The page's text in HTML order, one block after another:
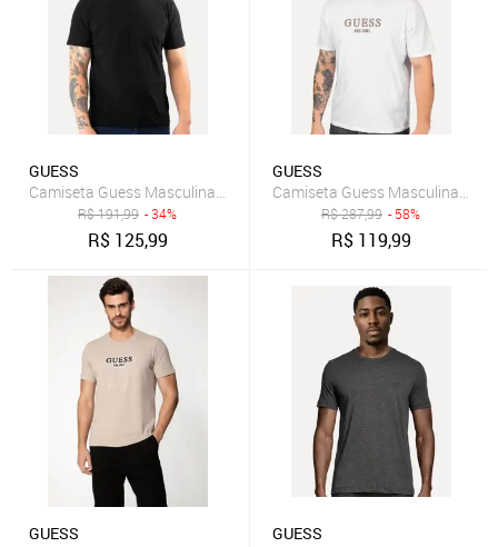
GUESS
Camiseta Guess Masculina Bordado Peito Preta
R$191,99 - 34%
R$ 125,99
GUESS
Camiseta Guess Masculina
R$287,99 - 58%
R$ 119,99
GUESS
GUESS